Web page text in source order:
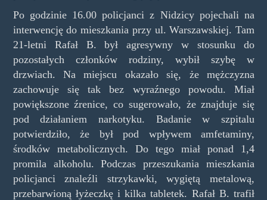
Po godzinie 16.00 policjanci z Nidzicy pojechali na
interwencję do mieszkania przy ul. Warszawskiej. Tam
21-letni Rafał B. był agresywny w stosunku do
pozostałych członków rodziny, wybił szybę w
drzwiach. Na miejscu okazało się, że mężczyzna
zachowuje się tak bez wyraźnego powodu. Miał
powiększone źrenice, co sugerowało, że znajduje się
pod działaniem narkotyku. Badanie w szpitalu
potwierdziło, że był pod wpływem amfetaminy,
środków metabolicznych. Do tego miał ponad 1,4
promila alkoholu. Podczas przeszukania mieszkania
policjanci znaleźli strzykawki, wygiętą metalową,
przebarwioną łyżeczkę i kilka tabletek. Rafał B. trafił